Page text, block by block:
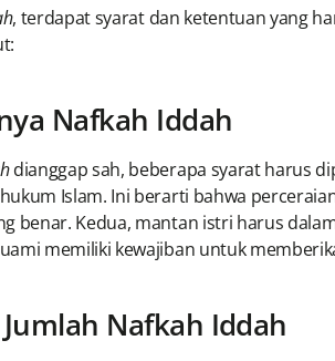
, terdapat syarat dan ketentuan yang
Nafkah Iddah
dianggap sah, beberapa syarat harus
Islam. Ini berarti bahwa
benar. Kedua, mantan istri harus
memiliki kewajiban untuk
Nafkah Iddah